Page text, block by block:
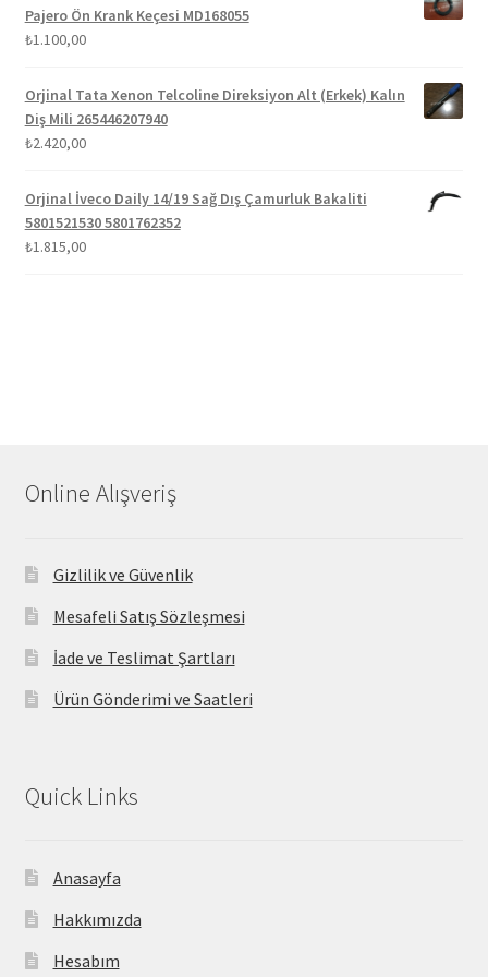
Pajero Ön Krank Keçesi MD168055
₺1.100,00
Orjinal Tata Xenon Telcoline Direksiyon Alt (Erkek) Kalın
Diş Mili 265446207940
₺2.420,00
Orjinal İveco Daily 14/19 Sağ Dış Çamurluk Bakaliti
5801521530 5801762352
₺1.815,00
Online Alışveriş
Gizlilik ve Güvenlik
Mesafeli Satış Sözleşmesi
İade ve Teslimat Şartları
Ürün Gönderimi ve Saatleri
Quick Links
Anasayfa
Hakkımızda
Hesabım